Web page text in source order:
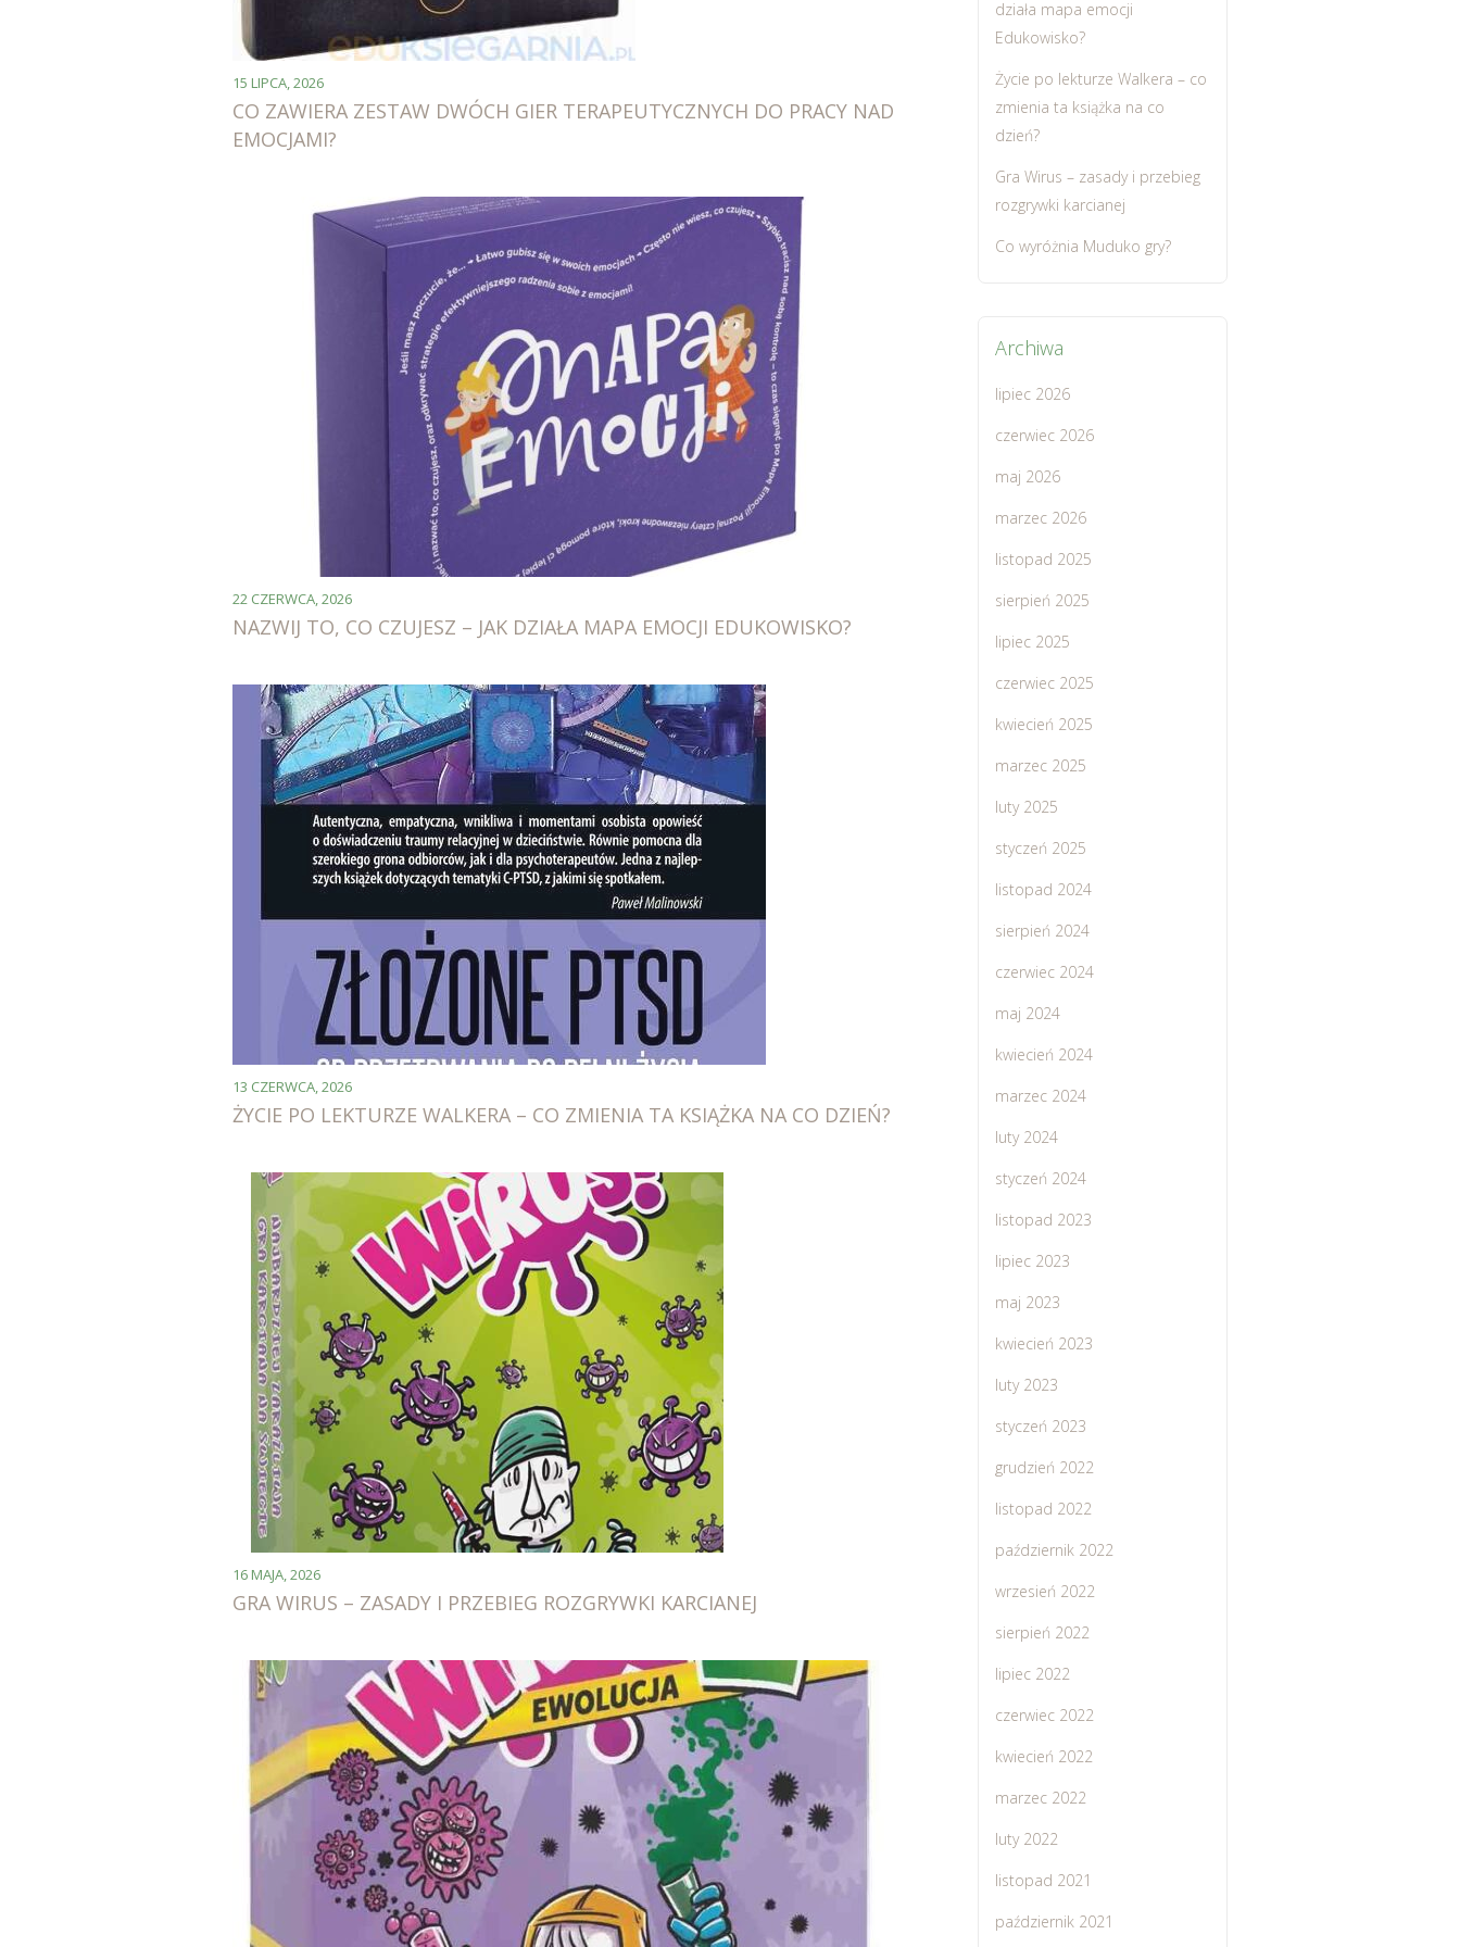
15 LIPCA, 2026
CO ZAWIERA ZESTAW DWÓCH GIER TERAPEUTYCZNYCH DO PRACY NAD
EMOCJAMI?
22 CZERWCA, 2026
NAZWIJ TO, CO CZUJESZ – JAK DZIAŁA MAPA EMOCJI EDUKOWISKO?
13 CZERWCA, 2026
ŻYCIE PO LEKTURZE WALKERA – CO ZMIENIA TA KSIĄŻKA NA CO DZIEŃ?
16 MAJA, 2026
GRA WIRUS – ZASADY I PRZEBIEG ROZGRYWKI KARCIANEJ
działa mapa emocji
Edukowisko?
Życie po lekturze Walkera – co
zmienia ta książka na co
dzień?
Gra Wirus – zasady i przebieg
rozgrywki karcianej
Co wyróżnia Muduko gry?
Archiwa
lipiec 2026
czerwiec 2026
maj 2026
marzec 2026
listopad 2025
sierpień 2025
lipiec 2025
czerwiec 2025
kwiecień 2025
marzec 2025
luty 2025
styczeń 2025
listopad 2024
sierpień 2024
czerwiec 2024
maj 2024
kwiecień 2024
marzec 2024
luty 2024
styczeń 2024
listopad 2023
lipiec 2023
maj 2023
kwiecień 2023
luty 2023
styczeń 2023
grudzień 2022
listopad 2022
październik 2022
wrzesień 2022
sierpień 2022
lipiec 2022
czerwiec 2022
kwiecień 2022
marzec 2022
luty 2022
listopad 2021
październik 2021